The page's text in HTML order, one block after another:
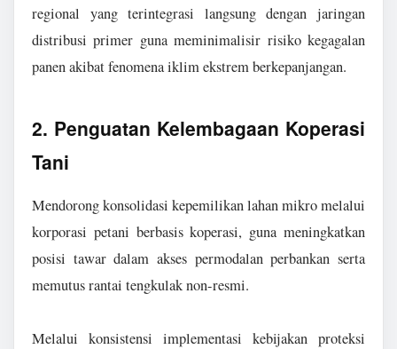
regional yang terintegrasi langsung dengan jaringan
distribusi primer guna meminimalisir risiko kegagalan
panen akibat fenomena iklim ekstrem berkepanjangan.
2. Penguatan Kelembagaan Koperasi
Tani
Mendorong konsolidasi kepemilikan lahan mikro melalui
korporasi petani berbasis koperasi, guna meningkatkan
posisi tawar dalam akses permodalan perbankan serta
memutus rantai tengkulak non-resmi.
Melalui konsistensi implementasi kebijakan proteksi